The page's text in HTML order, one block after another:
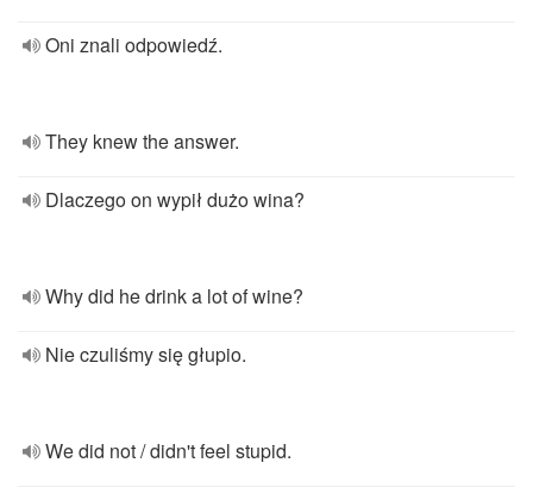
Oni znali odpowiedź.
They knew the answer.
Dlaczego on wypił dużo wina?
Why did he drink a lot of wine?
Nie czuliśmy się głupio.
We did not / didn't feel stupid.